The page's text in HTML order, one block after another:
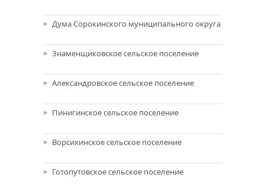
Дума Сорокинского муниципального округа
Знаменщиковское сельское поселение
Александровское сельское поселение
Пинигинское сельское поселение
Ворсихинское сельское поселение
Готопутовское сельское поселение